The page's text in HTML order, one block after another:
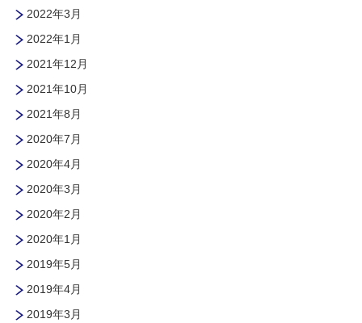
2022年3月
2022年1月
2021年12月
2021年10月
2021年8月
2020年7月
2020年4月
2020年3月
2020年2月
2020年1月
2019年5月
2019年4月
2019年3月